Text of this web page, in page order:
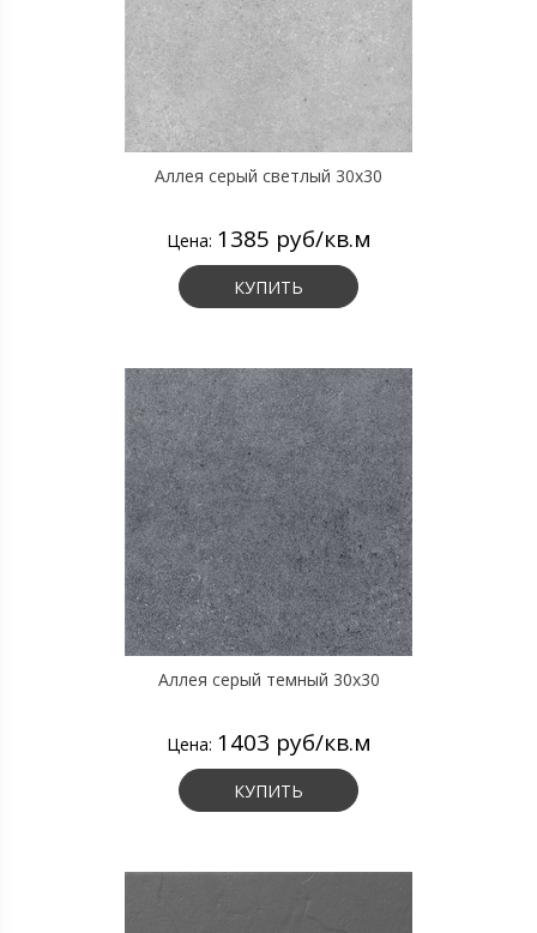
Аллея серый светлый 30х30
Цена: 1385 руб/кв.м
КУПИТЬ
Аллея серый темный 30х30
Цена: 1403 руб/кв.м
КУПИТЬ